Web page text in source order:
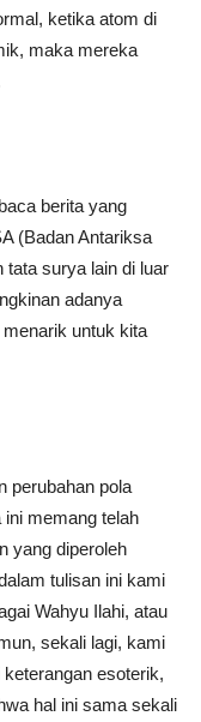
ketika atom di
maka mereka
berita yang
(Badan Antariksa
surya lain di luar
adanya
untuk kita
perubahan pola
ini memang telah
yang diperoleh
tulisan ini kami
Wahyu Ilahi, atau
sekali lagi, kami
esoterik,
hal ini sama sekali